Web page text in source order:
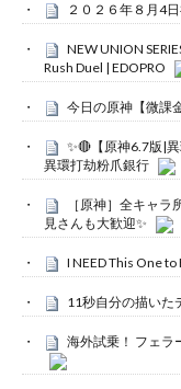
２０２６年８月4
NEW UNION
Rush Duel | EDOPRO
今日の原神【微課
✨🔴【原神6.7版|
異環打劫粉爪銀行
［原神］全キャ
見さんも大歓迎✨
I NEED This One
11秒自分の描いた
海外試乗！ フェラ